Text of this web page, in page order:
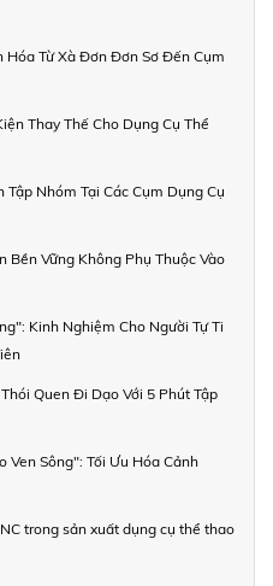
Hóa Từ Xà Đơn Đơn Sơ Đến Cụm
Thay Thế Cho Dụng Cụ Thể
Nhóm Tại Các Cụm Dụng Cụ
Bền Vững Không Phụ Thuộc Vào
Kinh Nghiệm Cho Người Tự Ti
Quen Đi Dạo Với 5 Phút Tập
Ven Sông": Tối Ưu Hóa Cảnh
trong sản xuất dụng cụ thể thao